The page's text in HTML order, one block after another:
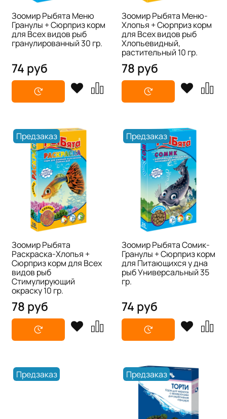
Зоомир Рыбята Меню
Гранулы + Сюрприз корм
для Всех видов рыб
гранулированный 30 гр.
74 руб
Зоомир Рыбята Меню-
Хлопья + Сюрприз корм
для Всех видов рыб
Хлопьевидный,
растительный 10 гр.
78 руб
Предзаказ
Зоомир Рыбята
Раскраска-Хлопья +
Сюрприз корм для Всех
видов рыб
Стимулирующий
окраску 10 гр.
78 руб
Предзаказ
Зоомир Рыбята Сомик-
Гранулы + Сюрприз корм
для Питающихся у дна
рыб Универсальный 35
гр.
74 руб
Предзаказ Предзаказ